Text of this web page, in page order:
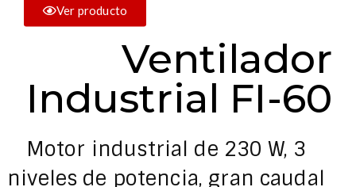
Ver producto
Ventilador
Industrial FI-60
Motor industrial de 230 W, 3
niveles de potencia, gran caudal